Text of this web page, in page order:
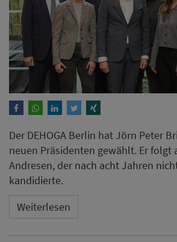
Der DEHOGA Berlin hat Jörn Peter
neuen Präsidenten gewählt. Er folgt
Andresen, der nach acht Jahren
kandidierte.
Weiterlesen